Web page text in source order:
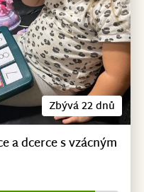
Zbývá 22 dnů
a dcerce s vzácným